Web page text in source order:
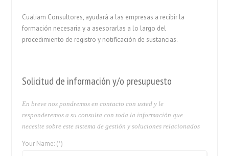
Cualiam Consultores, ayudará a las empresas a recibir la
formación necesaria y a asesorarlas a lo largo del
procedimiento de registro y notificación de sustancias.
Solicitud de información y/o presupuesto
En breve nos pondremos en contacto con usted y le
responderemos a su consulta con toda la información que
necesite sobre este sistema de gestión y soluciones relacionados
Your Name: (*)